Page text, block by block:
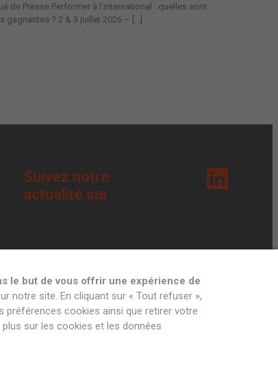
de Presse Performer à l’international : quelles sont
gagnantes ? 2 & 3 juillet 2026 – [...]
Suivez notre
actualité sur
le but de vous offrir une expérience de
notre site. En cliquant sur « Tout refuser »,
cookies ainsi que retirer votre
sur les cookies et les données